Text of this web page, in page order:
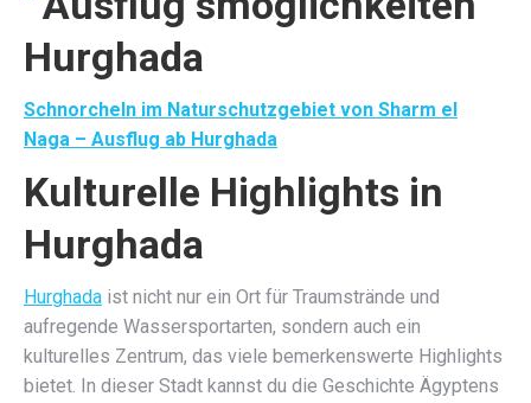
Schnorcheln im Naturschutzgebiet von Sharm el
Naga – Ausflug ab Hurghada
Kulturelle Highlights in
Hurghada
Hurghada ist nicht nur ein Ort für Traumstrände und
aufregende Wassersportarten, sondern auch ein
kulturelles Zentrum, das viele bemerkenswerte Highlights
bietet. In dieser Stadt kannst du die Geschichte Ägyptens